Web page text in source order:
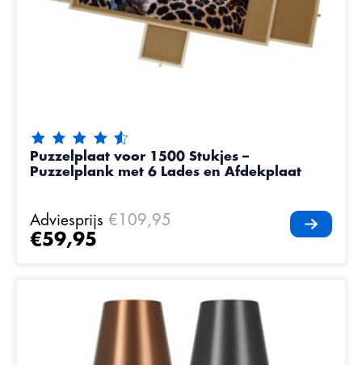
De beoordeling van dit product is
Puzzelplaat voor 1500 Stukjes –
Puzzelplank met 6 Lades en Afdekplaat
Adviesprijs €109,95
€59,95